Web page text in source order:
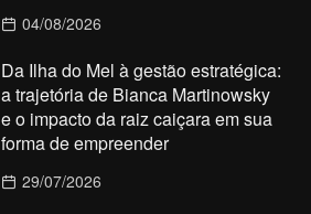
04/08/2026
Da Ilha do Mel à gestão estratégica:
a trajetória de Bianca Martinowsky
e o impacto da raiz caiçara em sua
forma de empreender
29/07/2026